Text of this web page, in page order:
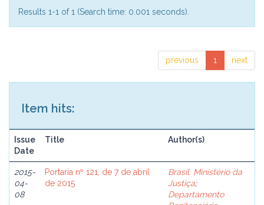
Results 1-1 of 1 (Search time: 0.001 seconds).
previous 1 next
Item hits:
Issue
Date
Title Author(s)
2015-
04-
08
Portaria nº 121, de 7 de abril
de 2015
Brasil. Ministério da
Justiça;
Departamento